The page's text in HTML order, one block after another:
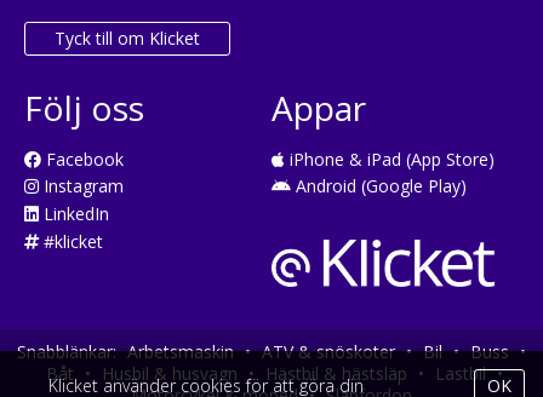
Tyck till om Klicket
Följ oss
Facebook
Instagram
LinkedIn
#klicket
Appar
iPhone & iPad (App Store)
Android (Google Play)
Snabblänkar: Arbetsmaskin • ATV & snöskoter • Bil • Buss •
Båt • Husbil & husvagn • Hästbil & hästsläp • Lastbil •
Klicket använder cookies för att göra din
OK